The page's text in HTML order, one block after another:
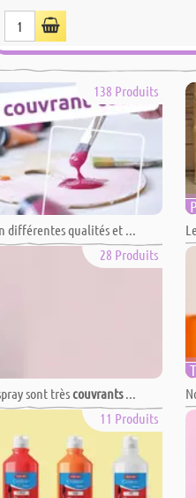
138 Produits
différentes qualités et ...
28 Produits
sont trèscouvrants...
11 Produits